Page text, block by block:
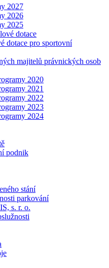
2027
2026
2025
dotace
dotace pro sportovní
majitelů právnických osob
2020
2021
2022
2023
2024
podnik
stání
parkování
s. r. o.